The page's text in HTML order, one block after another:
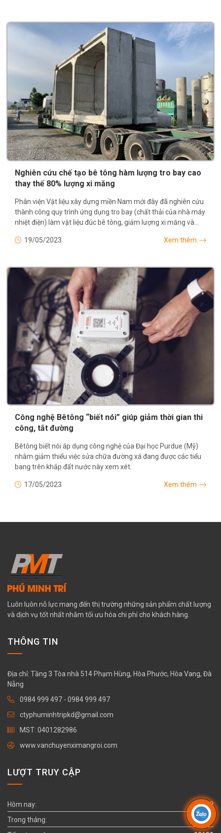
Nghiên cứu chế tạo bê tông hàm lượng tro bay cao
thay thế 80% lượng xi măng
Phân viện Vật liệu xây dựng miền Nam mới đây đã nghiên cứu
thành công quy trình ứng dụng tro bay (chất thải của nhà máy
nhiệt điện) làm vật liệu đúc bê tông, giảm lượng xi măng và
19/05/2023
Xem thêm
Công nghệ Bêtông “biết nói” giúp giảm thời gian thi
công, tắt đường
Bêtông biết nói áp dụng công nghệ của Đại học Purdue (Mỹ)
nhằm giảm thiểu việc sửa chữa đường xá đang được các tiểu
bang trên khắp đất nước này xem xét.
17/05/2023 Xem thêm
Luôn luôn nỗ lực mang đến thị trường những sản phẩm chất lượng
và dịch vụ tốt nhất nhằm tối ưu hóa chi phí cho khách hàng.
THÔNG TIN
Địa chỉ: Tầng 3 Tòa nhà 514 Phạm Hùng, Hòa Phước, Hòa Vang, Đà
Nẵng
0984 999 497 - 0984 999 497
ctyphuminhtripkd@gmail.com
MST: 0401282986
www.vanchuyenximangroi.com
LƯỢT TRUY CẬP
Hôm nay:
28
Trong tháng:
1049